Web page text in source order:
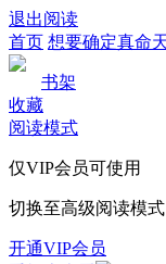
退出阅读
首页 想要确定真命
书架
收藏
阅读模式
仅VIP会员可使用
切换至高级阅读模式
开通VIP会员